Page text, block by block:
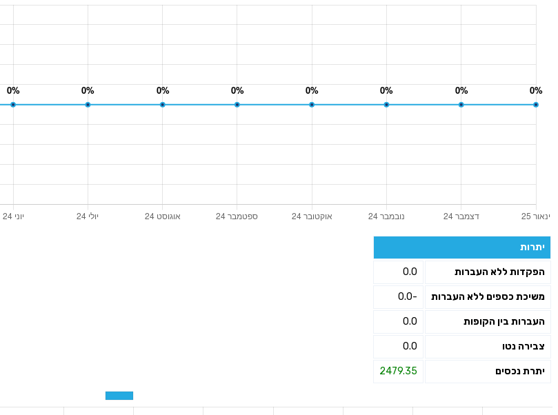
יתרות
הפקדות ללא העברות 0.0
משיכת כספים ללא העברות -0.0
העברות בין הקופות 0.0
צבירה נטו 0.0
יתרת נכסים 2479.35